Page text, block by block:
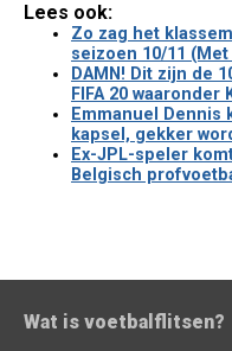
Lees ook:
Zo zag het
seizoen 10/11
DAMN! Dit zijn de
FIFA 20
Emmanuel Dennis
kapsel, gekker
Ex-JPL-speler
Belgisch
Wat is voetbalflitsen?